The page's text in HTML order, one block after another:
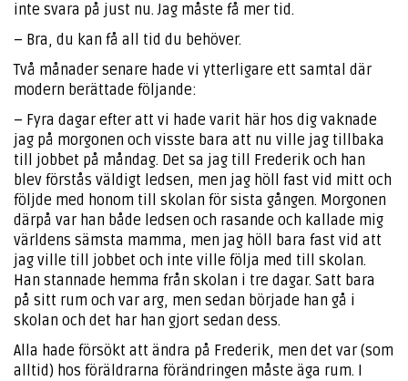
inte svara på just nu. Jag måste få mer tid.
– Bra, du kan få all tid du behöver.
Två månader senare hade vi ytterligare ett samtal där
modern berättade följande:
– Fyra dagar efter att vi hade varit här hos dig vaknade
jag på morgonen och visste bara att nu ville jag tillbaka
till jobbet på måndag. Det sa jag till Frederik och han
blev förstås väldigt ledsen, men jag höll fast vid mitt och
följde med honom till skolan för sista gången. Morgonen
därpå var han både ledsen och rasande och kallade mig
världens sämsta mamma, men jag höll bara fast vid att
jag ville till jobbet och inte ville följa med till skolan.
Han stannade hemma från skolan i tre dagar. Satt bara
på sitt rum och var arg, men sedan började han gå i
skolan och det har han gjort sedan dess.
Alla hade försökt att ändra på Frederik, men det var (som
alltid) hos föräldrarna förändringen måste äga rum. I